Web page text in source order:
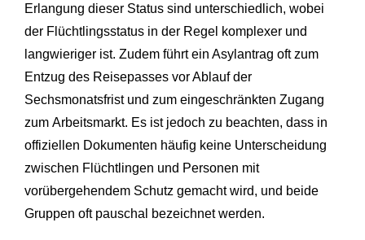
Erlangung dieser Status sind unterschiedlich, wobei
der Flüchtlingsstatus in der Regel komplexer und
langwieriger ist. Zudem führt ein Asylantrag oft zum
Entzug des Reisepasses vor Ablauf der
Sechsmonatsfrist und zum eingeschränkten Zugang
zum Arbeitsmarkt. Es ist jedoch zu beachten, dass in
offiziellen Dokumenten häufig keine Unterscheidung
zwischen Flüchtlingen und Personen mit
vorübergehendem Schutz gemacht wird, und beide
Gruppen oft pauschal bezeichnet werden.